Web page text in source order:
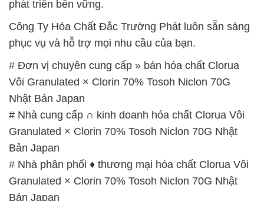
Vôi Granulated × Clorin 70% Tosoh Niclon 70G
Nhật Bản Japan
# Nhà cung cấp ∩ kinh doanh hóa chất Clorua Vôi
Granulated × Clorin 70% Tosoh Niclon 70G Nhật
Bản Japan
# Nhà phân phối ♦ thương mại hóa chất Clorua Vôi
Granulated × Clorin 70% Tosoh Niclon 70G Nhật
Bản Japan
# Địa chỉ chuyên phân phối √ cung cấp hóa chất
Clorua Vôi Granulated × Clorin 70% Tosoh Niclon
70G Nhật Bản Japan
# Địa chỉ phân phối × cung cấp hóa chất Clorua Vôi